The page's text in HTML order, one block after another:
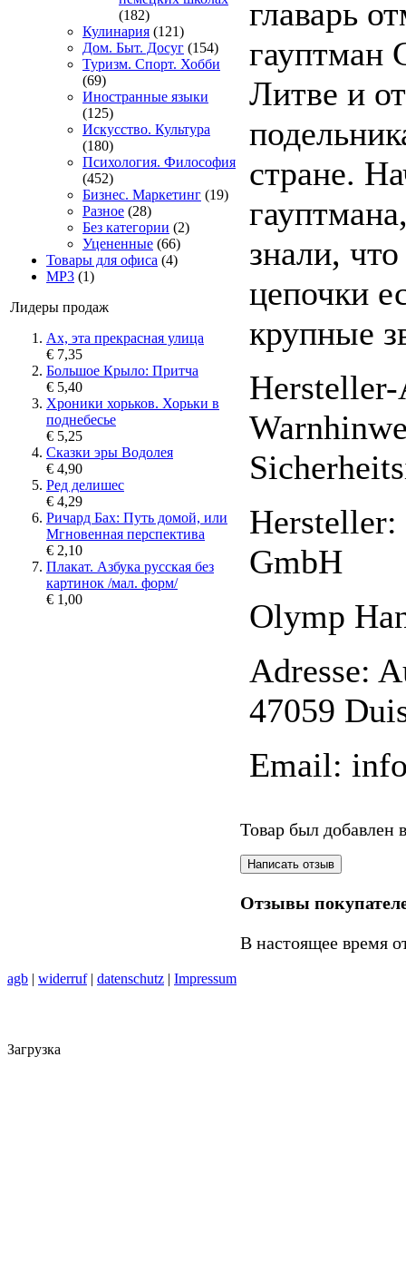
(182)
Кулинария (121)
Дом. Быт. Досуг (154)
Туризм. Спорт. Хобби
(69)
Иностранные языки
(125)
Искусство. Культура
(180)
Психология. Философия
(452)
Бизнес. Маркетинг (19)
Разное (28)
Без категории (2)
Уцененные (66)
Товары для офиса (4)
MP3 (1)
Лидеры продаж
Ах, эта прекрасная улица
€ 7,35
Большое Крыло: Притча
€ 5,40
Хроники хорьков. Хорьки в
поднебесье
€ 5,25
Сказки эры Водолея
€ 4,90
Ред делишес
€ 4,29
Ричард Бах: Путь домой, или
Мгновенная перспектива
€ 2,10
Плакат. Азбука русская без
картинок /мал. форм/
€ 1,00
главарь
гауптман
Литве и
стране.
знали,
цепочки
крупные
Hersteller-
GmbH
Olymp
Adresse:
47059
Email:
Товар был добавлен
Отзывы
В настоящее время
agb | widerruf| datenschutz | Impressum
Загрузка